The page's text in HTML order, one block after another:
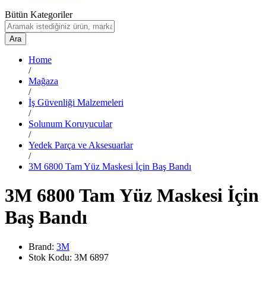
Bütün Kategoriler
Ara
Home
/
Mağaza
/
İş Güvenliği Malzemeleri
/
Solunum Koruyucular
/
Yedek Parça ve Aksesuarlar
/
3M 6800 Tam Yüz Maskesi İçin Baş Bandı
3M 6800 Tam Yüz Maskesi İçin
Baş Bandı
Brand: 3M
Stok Kodu: 3M 6897